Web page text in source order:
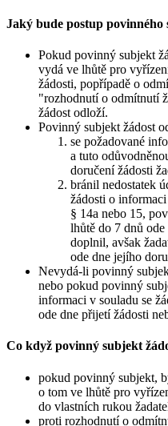
Jaký bude postup povinného
Pokud povinný subjekt
vydá ve lhůtě pro
žádosti, popřípadě o
"rozhodnutí o odmítnutí
žádost odloží.
Povinný subjekt žádost
se požadované
a tuto
doručení žádosti
bránil nedostatek
žádosti o
§ 14a nebo 15,
lhůtě do 7 dnů
doplnil, avšak
ode dne jejího
Nevydá-li povinný
nebo pokud povinný
informaci v souladu se
ode dne přijetí žádosti
Co když povinný subjekt
pokud povinný subjekt,
o tom ve lhůtě pro
do vlastních rukou
proti rozhodnutí o